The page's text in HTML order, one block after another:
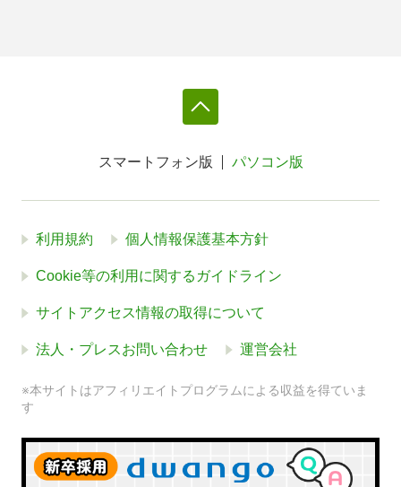
スマートフォン版 パソコン版
利用規約 個人情報保護基本方針
Cookie等の利用に関するガイドライン
サイトアクセス情報の取得について
法人・プレスお問い合わせ 運営会社
※本サイトはアフィリエイトプログラムによる収益を得ていま
す